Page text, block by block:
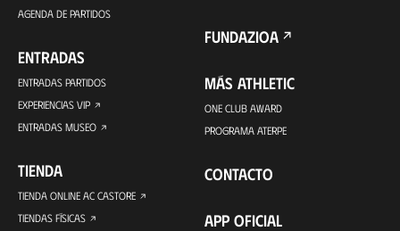
AGENDA DE PARTIDOS
ENTRADAS
ENTRADAS PARTIDOS
EXPERIENCIAS VIP
ENTRADAS MUSEO
TIENDA
TIENDA ONLINE AC CASTORE
TIENDAS FÍSICAS
FUNDAZIOA
MÁS ATHLETIC
ONE CLUB AWARD
PROGRAMA ATERPE
CONTACTO
APP OFICIAL